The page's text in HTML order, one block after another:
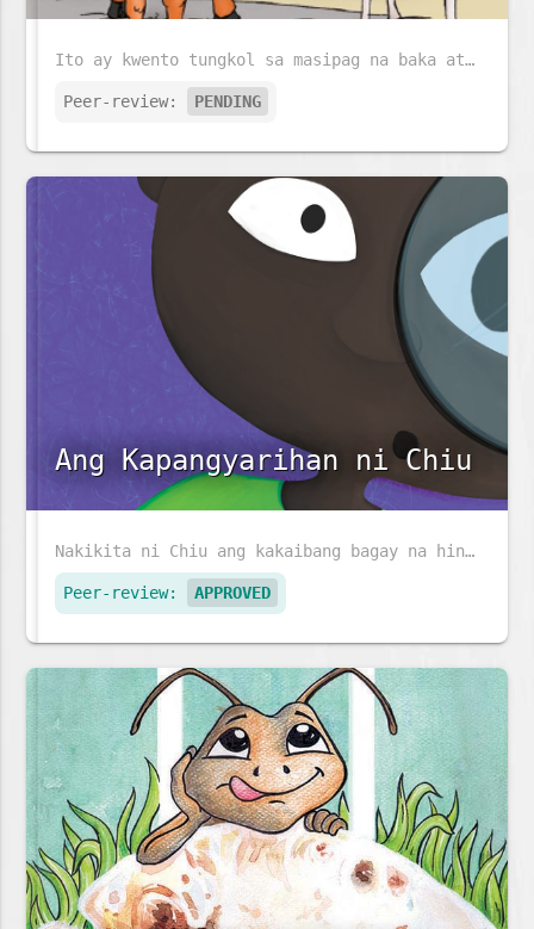
Ito ay kwento tungkol sa masipag na baka at matalinong Asno.
Peer-review: PENDING
Ang Kapangyarihan ni Chiu
Nakikita ni Chiu ang kakaibang bagay na hindi nakikita ng iba - lumilipad na sasakyang pangkalawakan at isdang lumalangoy sa pisara. Dinala ni Ajji si Chiu sa doktor ng mga mata upang malaman ang kanyang kapangyarihan sa mahika.
Peer-review: APPROVED